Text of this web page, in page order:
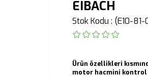
EIBACH
Stok Kodu (E10-
Ürün özellikleri
motor hacmini kontrol